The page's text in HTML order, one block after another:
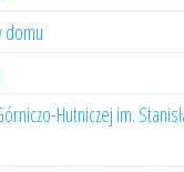
domu
Hutniczej im.